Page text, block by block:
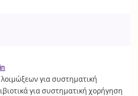
για συστηματική
για συστηματική χορήγηση